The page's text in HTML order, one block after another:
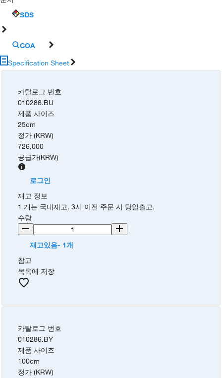
SDS
COA
Specification Sheet
카탈로그 번호
010286.BU
제품 사이즈
25cm
정가 (KRW)
726,000
공급가(KRW)
로그인
재고 정보
1 개는 국내재고. 3시 이전 주문 시 당일출고.
수량
재고있음- 1개
참고
목록에 저장
카탈로그 번호
010286.BY
제품 사이즈
100cm
정가 (KRW)